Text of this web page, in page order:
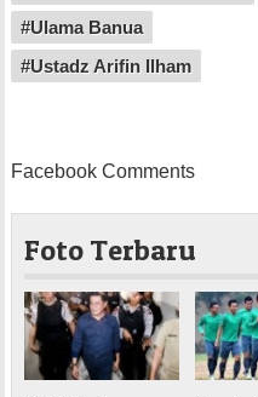
#Ulama Banua
#Ustadz Arifin Ilham
Facebook Comments
Foto Terbaru